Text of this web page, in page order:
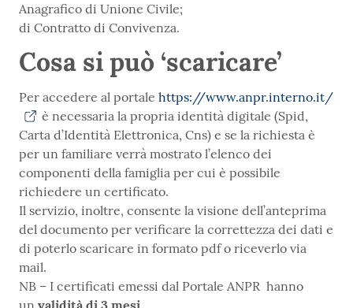
Anagrafico di Unione Civile;
di Contratto di Convivenza.
Cosa si può ‘scaricare’
Per accedere al portale https://www.anpr.interno.it/
è necessaria la propria identità digitale (Spid,
Carta d’Identità Elettronica, Cns) e se la richiesta è
per un familiare verrà mostrato l’elenco dei
componenti della famiglia per cui è possibile
richiedere un certificato.
Il servizio, inoltre, consente la visione dell’anteprima
del documento per verificare la correttezza dei dati e
di poterlo scaricare in formato pdf o riceverlo via
mail.
NB – I certificati emessi dal Portale ANPR hanno
un validità di 3 mesi.